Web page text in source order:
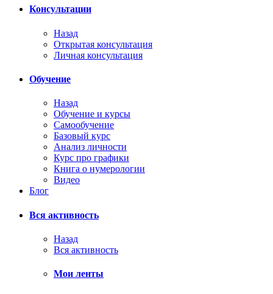
Консультации
Назад
Открытая консультация
Личная консультация
Обучение
Назад
Обучение и курсы
Самообучение
Базовый курс
Анализ личности
Курс про графики
Книга о нумерологии
Видео
Блог
Вся активность
Назад
Вся активность
Мои ленты